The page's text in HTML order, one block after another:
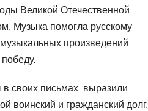
Великой Отечественной
Музыка помогла русскому
произведений
в своих письмах выразили
воинский и гражданский долг,